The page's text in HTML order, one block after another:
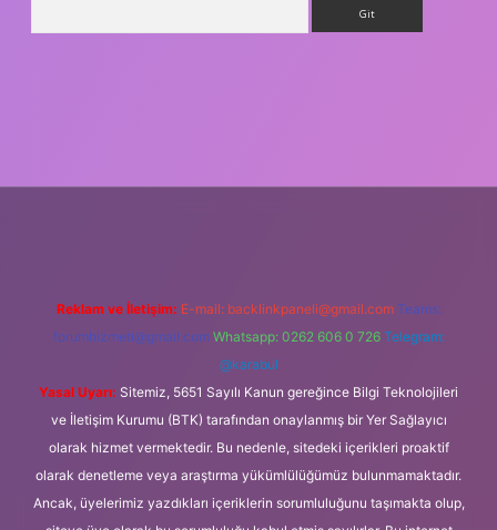
Reklam ve İletişim: E-mail: backlinkpaneli@gmail.com Teams:
forumhizmeti@gmail.com Whatsapp: 0262 606 0 726 Telegram:
@karabul
Yasal Uyarı: Sitemiz, 5651 Sayılı Kanun gereğince Bilgi Teknolojileri
ve İletişim Kurumu (BTK) tarafından onaylanmış bir Yer Sağlayıcı
olarak hizmet vermektedir. Bu nedenle, sitedeki içerikleri proaktif
olarak denetleme veya araştırma yükümlülüğümüz bulunmamaktadır.
Ancak, üyelerimiz yazdıkları içeriklerin sorumluluğunu taşımakta olup,